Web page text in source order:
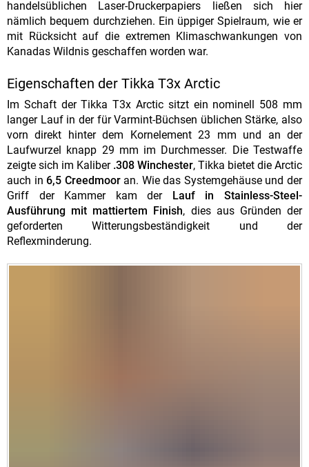
handelsüblichen Laser-Druckerpapiers ließen sich hier
nämlich bequem durchziehen. Ein üppiger Spielraum, wie er
mit Rücksicht auf die extremen Klimaschwankungen von
Kanadas Wildnis geschaffen worden war.
Eigenschaften der Tikka T3x Arctic
Im Schaft der Tikka T3x Arctic sitzt ein nominell 508 mm
langer Lauf in der für Varmint-Büchsen üblichen Stärke, also
vorn direkt hinter dem Kornelement 23 mm und an der
Laufwurzel knapp 29 mm im Durchmesser. Die Testwaffe
zeigte sich im Kaliber .308 Winchester, Tikka bietet die Arctic
auch in 6,5 Creedmooran. Wie das Systemgehäuse und der
Griff der Kammer kam der
Lauf in Stainless-Steel-
Ausführung mit mattiertem Finish, dies aus Gründen der
geforderten Witterungsbeständigkeit und der
Reflexminderung.